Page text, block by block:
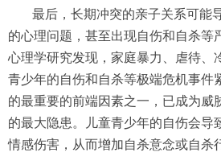
最后，长期冲突的亲子关系可能
的心理问题，甚至出现自伤和自杀等
心理学研究发现，家庭暴力、虐待、
青少年的自伤和自杀等极端危机事件
的最重要的前端因素之一，已成为威
的最大隐患。儿童青少年的自伤会导
情感伤害，从而增加自杀意念或自杀